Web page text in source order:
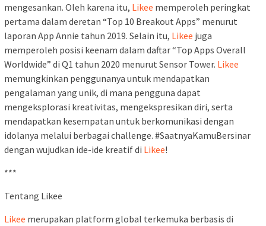
mengesankan. Oleh karena itu, Likee memperoleh peringkat
pertama dalam deretan “Top 10 Breakout Apps” menurut
laporan App Annie tahun 2019. Selain itu, Likee juga
memperoleh posisi keenam dalam daftar “Top Apps Overall
Worldwide” di Q1 tahun 2020 menurut Sensor Tower. Likee
memungkinkan penggunanya untuk mendapatkan
pengalaman yang unik, di mana pengguna dapat
mengeksplorasi kreativitas, mengekspresikan diri, serta
mendapatkan kesempatan untuk berkomunikasi dengan
idolanya melalui berbagai challenge. #SaatnyaKamuBersinar
dengan wujudkan ide-ide kreatif di Likee!
***
Tentang Likee
Likee merupakan platform global terkemuka berbasis di